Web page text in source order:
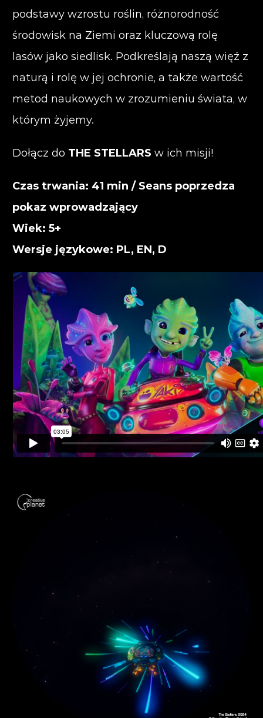
podstawy wzrostu roślin, różnorodność
środowisk na Ziemi oraz kluczową rolę
lasów jako siedlisk. Podkreślają naszą więź z
naturą i rolę w jej ochronie, a także wartość
metod naukowych w zrozumieniu świata, w
którym żyjemy.
Dołącz do THE STELLARS w ich misji!
Czas trwania: 41 min / Seans poprzedza
pokaz wprowadzający
Wiek: 5+
Wersje językowe: PL, EN, D